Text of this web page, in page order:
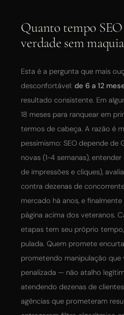
Quanto tempo
verdade sem
Esta é a pergunta que mais
desconfortável:de 6 a 12
resultado consistente. Em
18 meses para ranquear em
termos de cabeça. A razão é
pessimismo: SEO depende de
novas (1-4 semanas),
de impressões e cliques),
contra dezenas de
mercado há anos, e
página acima dos veteranos.
etapas tem seu próprio
pulada. Quem promete
prometendo manipulação
penalizada — não atalho
atendendo dezenas de
agências que prometeram